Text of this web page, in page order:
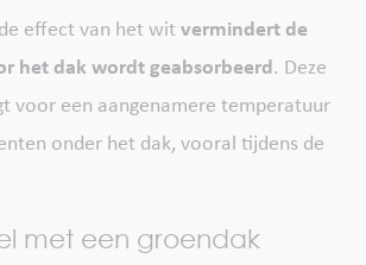
effect van het wit vermindert de
het dak wordt geabsorbeerd . Deze
voor een aangenamere temperatuur
onder het dak, vooral tijdens de
met een groendak